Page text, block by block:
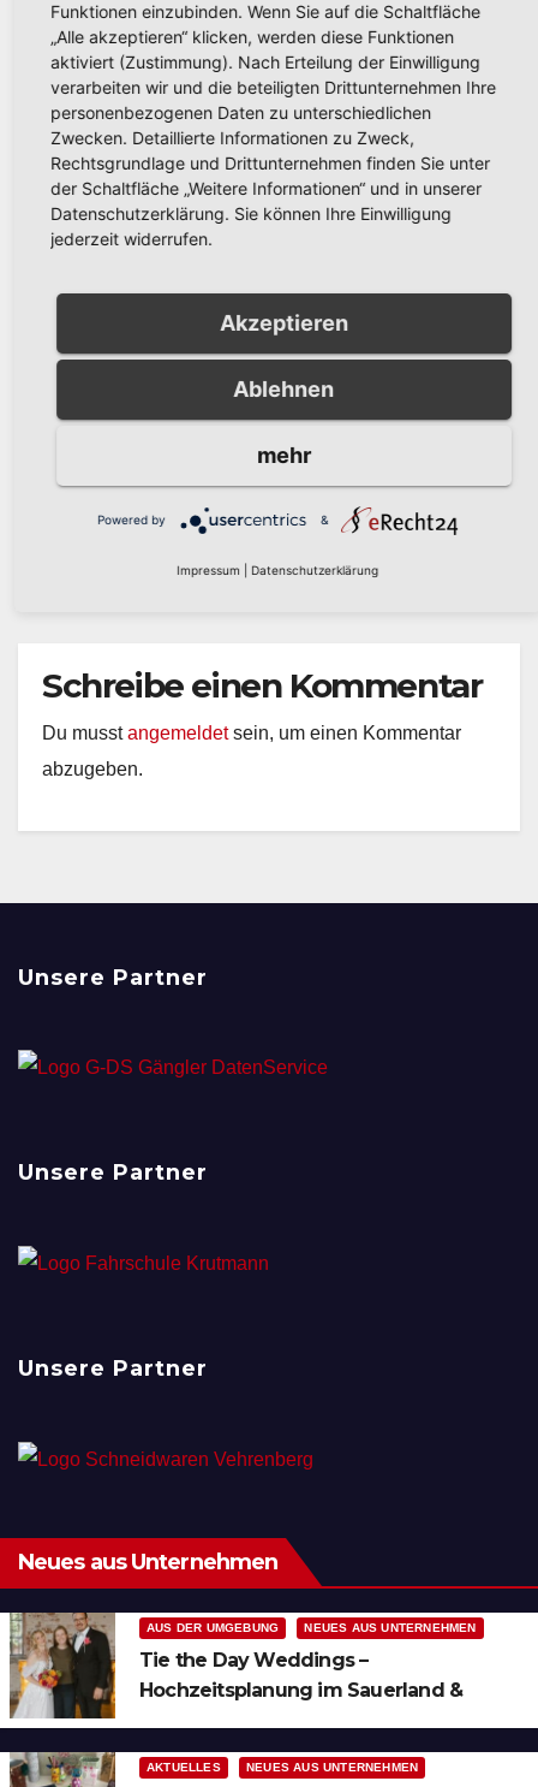
POLIZEIBERICHT
Schwerer Fahrradunfall in
Alt-Arnsberg: Polizei sucht
Zeugen
AUG. 5, 2026 KREISPOLIZEIBEHÖRDE
HOCHSAUERLANDKREIS
Einbruch in Musterhaus in
Arnsberg-Niedereimer:
Polizei sucht Zeugen
HOCHSAUERLANDKREIS
Schreibe einen Kommentar
Du musstangemeldetsein, um einen Kommentar
abzugeben.
Unsere Partner
Unsere Partner
Unsere Partner
Neues aus Unternehmen
AUS DER UMGEBUNG NEUES AUS UNTERNEHMEN
Tie the Day Weddings –
Hochzeitsplanung im Sauerland &
AKTUELLES NEUES AUS UNTERNEHMEN
Funktionen einzubinden. Wenn Sie auf die Schaltfläche
„Alle akzeptieren“ klicken, werden diese Funktionen
aktiviert (Zustimmung). Nach Erteilung der Einwilligung
verarbeiten wir und die beteiligten Drittunternehmen Ihre
personenbezogenen Daten zu unterschiedlichen
Zwecken. Detaillierte Informationen zu Zweck,
Rechtsgrundlage und Drittunternehmen finden Sie unter
der Schaltfläche „Weitere Informationen“ und in unserer
Datenschutzerklärung. Sie können Ihre Einwilligung
jederzeit widerrufen.
Akzeptieren
Ablehnen
mehr
Powered by &
Impressum Datenschutzerklärung